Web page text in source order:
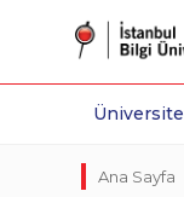
Üniversite
Ana Sayfa